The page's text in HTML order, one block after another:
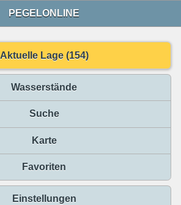
PEGELONLINE
Aktuelle Lage (154)
Wasserstände
Suche
Karte
Favoriten
Einstellungen